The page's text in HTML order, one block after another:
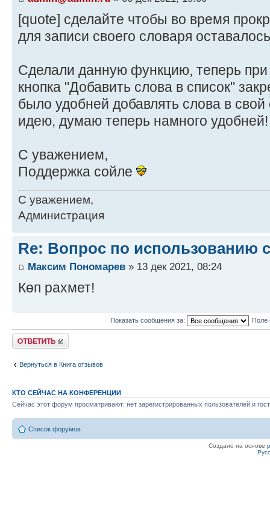
[quote] сделайте чтобы во время
для записи своего словаря
Сделали данную функцию, теперь при
кнопка "Добавить слова в список"
было удобней добавлять слова в
идею, думаю теперь намного удобней!
С уважением,
Поддержка сойле
С уважением,
Администрация
Re: Вопрос по использованию
Максим Пономарев » 13 дек 2021, 08:24
Көп рахмет!
Показать сообщения за: Поле
Ответить
Вернуться в Книга отзывов
КТО СЕЙЧАС НА КОНФЕРЕНЦИИ
Сейчас этот форум просматривают: нет зарегистрированных пользователей и
Список форумов
Создано на основе